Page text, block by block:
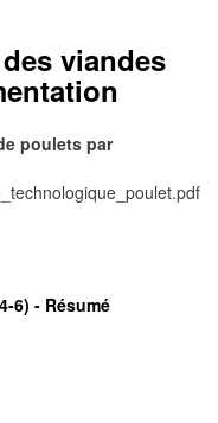
viandes
poulets par
6) - Résumé